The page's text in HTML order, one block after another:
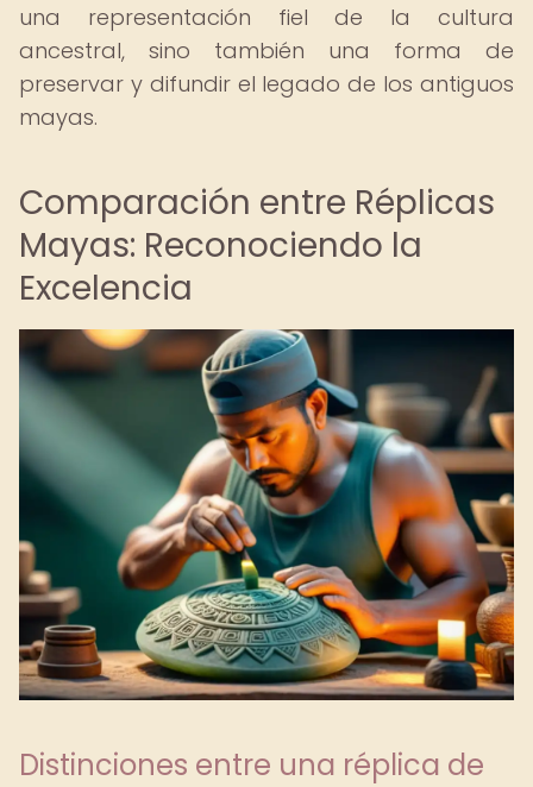
una representación fiel de la cultura
ancestral, sino también una forma de
preservar y difundir el legado de los antiguos
mayas.
Comparación entre Réplicas
Mayas: Reconociendo la
Excelencia
Distinciones entre una réplica de